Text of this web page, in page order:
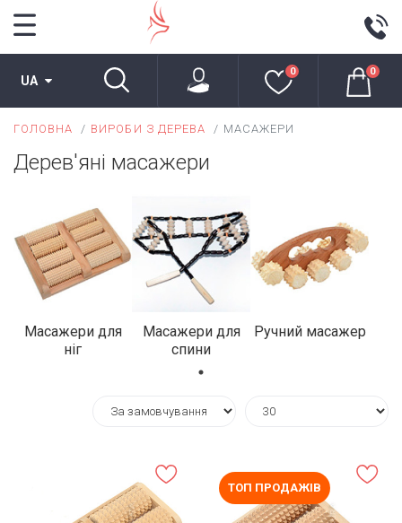
UA
0 0
ГОЛОВНА ВИРОБИ З ДЕРЕВА МАСАЖЕРИ
Дерев'яні масажери
Масажери для
ніг
Масажери для
спини
Ручний масажер
ТОП ПРОДАЖІВ